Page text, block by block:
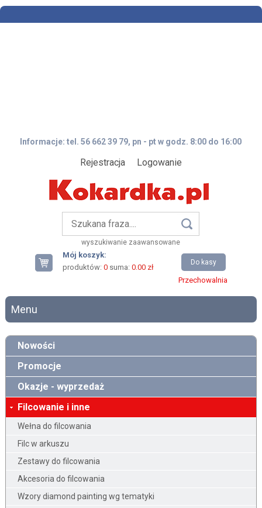
Informacje: tel. 56 662 39 79, pn - pt w godz. 8:00 do 16:00
Rejestracja Logowanie
wyszukiwanie zaawansowane
Mój koszyk:
produktów: 0suma: 0.00 zł
Do kasy
Przechowalnia
Menu
Nowości
Promocje
Okazje - wyprzedaż
Filcowanie i inne
Wełna do filcowania
Filc w arkuszu
Zestawy do filcowania
Akcesoria do filcowania
Wzory diamond painting wg tematyki